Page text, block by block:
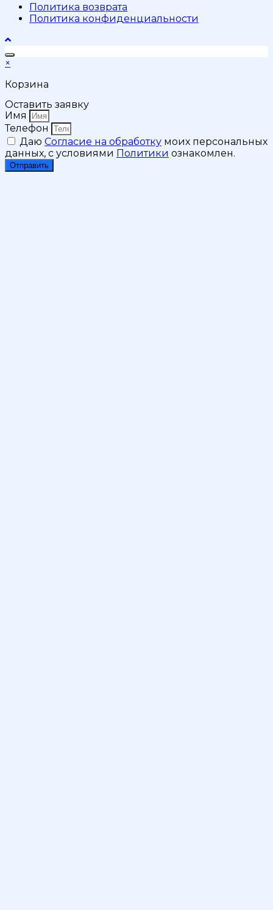
Политика возврата
Политика конфиденциальности
×
Корзина
Оставить заявку
Имя
Телефон
Даю Согласие на обработку моих персональных
данных, с условиями Политики ознакомлен.
Отправить